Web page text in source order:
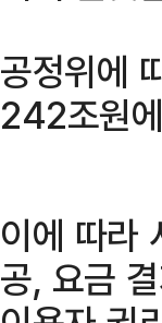
공정위에
242조원
이에 따라
공, 요금